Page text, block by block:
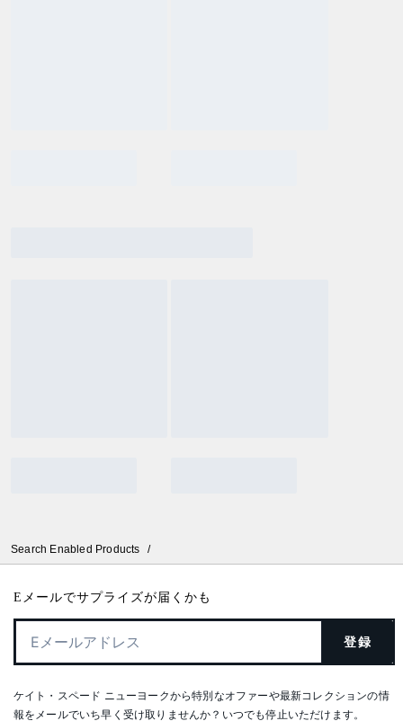
Search Enabled Products /
Eメールでサプライズが届くかも
登録
ケイト・スペード ニューヨークから特別なオファーや最新コレクションの情
報をメールでいち早く受け取りませんか？いつでも停止いただけます。